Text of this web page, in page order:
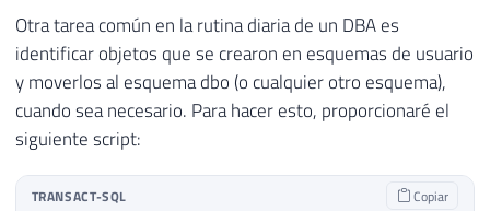
31
32
33
34
35
37
    WHERE
        A.[type] IN (''U'', ''S'', ''G'')
        AND A.principal_id > 4
AND (B.[schema_id] IS NULL OR
Otra tarea común en la rutina diaria de un DBA es
identificar objetos que se crearon en esquemas de usuario
y moverlos al esquema dbo (o cualquier otro esquema),
cuando sea necesario. Para hacer esto, proporcionaré el
siguiente script:
TRANSACT-SQL Copiar